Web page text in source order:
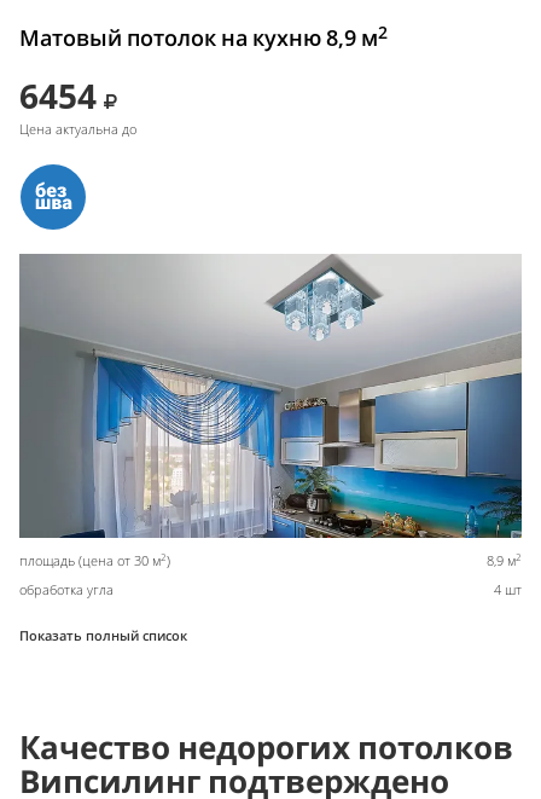
Матовый потолок на кухню 8,9 м2
6454
Цена актуальна до
площадь (цена от 30 м2) 8,9 м2
обработка угла 4 шт
Показать полный список
Качество недорогих потолков
Випсилинг подтверждено